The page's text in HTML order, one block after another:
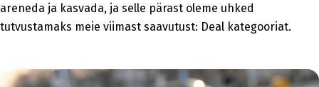
areneda ja kasvada, ja selle pärast oleme uhked
tutvustamaks meie viimast saavutust: Deal kategooriat.